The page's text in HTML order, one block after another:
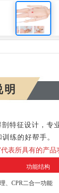
模拟人
特征设计，专
练的好帮手。
表所具有的产品
功能结构
、 CPR二合一功能